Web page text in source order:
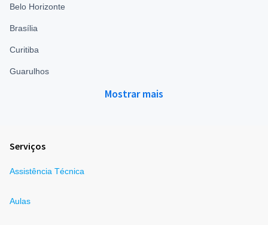
Belo Horizonte
Brasília
Curitiba
Guarulhos
Mostrar mais
Serviços
Assistência Técnica
Aulas